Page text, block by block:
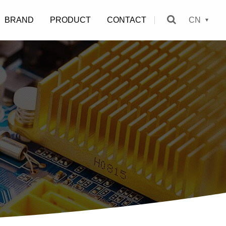
BRAND PRODUCT CONTACT CN